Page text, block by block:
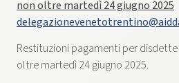
non oltre martedì 24 giugno 2025
Restituzioni pagamenti per
oltre martedì 24 giugno 2025.